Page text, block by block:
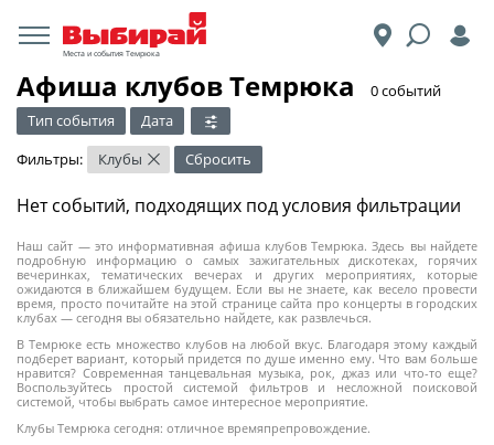
Места и события Темрюка
Афиша клубов Темрюка
​0 событий
Тип события
Дата
Фильтры:
Клубы × Сбросить
Наш сайт — это информативная афиша клубов Темрюка. Здесь вы найдете
подробную информацию о самых зажигательных дискотеках, горячих
вечеринках, тематических вечерах и других мероприятиях, которые
ожидаются в ближайшем будущем. Если вы не знаете, как весело провести
время, просто почитайте на этой странице сайта про концерты в городских
клубах — сегодня вы обязательно найдете, как развлечься.
В Темрюке есть множество клубов на любой вкус. Благодаря этому каждый
подберет вариант, который придется по душе именно ему. Что вам больше
нравится? Современная танцевальная музыка, рок, джаз или что-то еще?
Воспользуйтесь простой системой фильтров и несложной поисковой
системой, чтобы выбрать самое интересное мероприятие.
Клубы Темрюка сегодня: отличное времяпрепровождение.
Нет событий, подходящих под условия фильтрации